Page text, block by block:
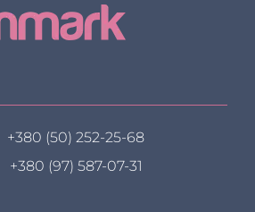
+380 (50) 252-25-68
+380 (97) 587-07-31